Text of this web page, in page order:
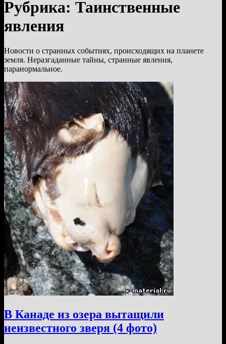
Рубрика: Таинственные
явления
Новости о странных событиях, происходящих на планете
земля. Неразгаданные тайны, странные явления,
паранормальное.
В Канаде из озера вытащили
неизвестного зверя (4 фото)